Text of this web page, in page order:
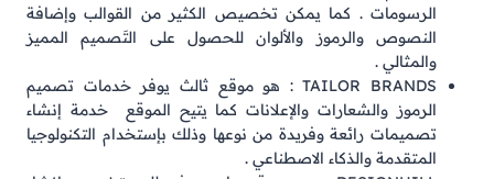
الرسومات . كما يمكن تخصيص الكثير من القوالب وإضافة
النصوص والرموز والألوان للحصول على التَصميم المميز
والمثالي .
TAILOR BRANDS : هو موقع ثالث يوفر خدمات تصميم
الرموز والشعارات والإعلانات كما يتيح الموقع خدمة إنشاء
تصميمات رائعة وفريدة من نوعها وذلك بإستخدام التكنولوجيا
المتقدمة والذكاء الاصطناعي .